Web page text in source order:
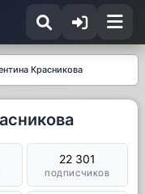
Красникова
22 301
ПОДПИСЧИКОВ